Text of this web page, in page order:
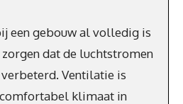
een gebouw al volledig is
dat de luchtstromen
Ventilatie is
klimaat in